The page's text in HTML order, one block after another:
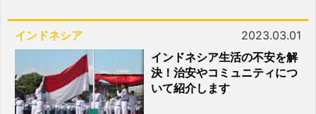
インドネシア
2023.03.01
インドネシア生活の不安を解
決！治安やコミュニティにつ
いて紹介します